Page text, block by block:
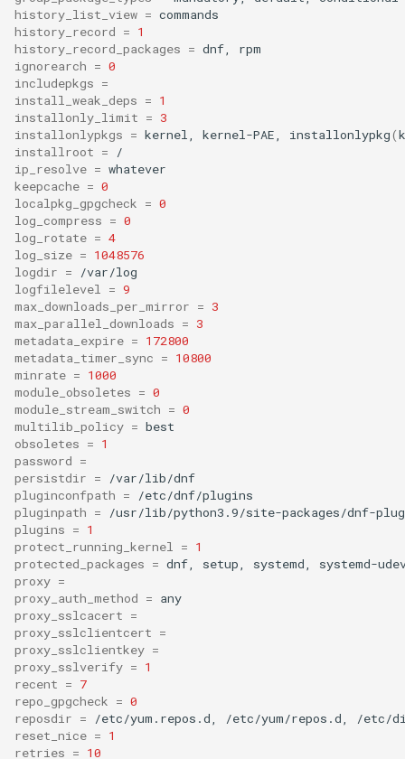
history_list_view =
history_record = 1
history_record_packages = dnf,
ignorearch = 0
includepkgs =
install_weak_deps = 1
installonly_limit = 3
installonlypkgs = kernel, kernel-PAE, installonlypkg(
installroot =
ip_resolve =
keepcache = 0
localpkg_gpgcheck = 0
log_compress = 0
log_rotate = 4
log_size = 1048576
logdir =
logfilelevel
= 9
max_downloads_per_mirror = 3
max_parallel_downloads = 3
metadata_expire = 172800
metadata_timer_sync = 10800
minrate = 1000
module_obsoletes = 0
module_stream_switch = 0
multilib_policy =
obsoletes = 1
password =
persistdir =
pluginconfpath =
pluginpath =
plugins = 1
protect_running_kernel
= 1
protected_packages = dnf, setup, systemd,
systemd-
proxy =
proxy_auth_method =
proxy_sslcacert =
proxy_sslclientcert =
proxy_sslclientkey =
proxy_sslverify = 1
recent = 7
repo_gpgcheck = 0
reposdir = /etc/yum.repos.d,
/etc/yum/repos.d,
reset_nice = 1
retries = 10